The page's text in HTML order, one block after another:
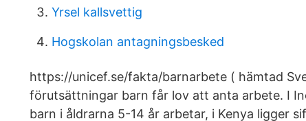
Yrsel kallsvettig
Hogskolan antagningsbesked
https://unicef.se/fakta/barnarbete ( hämtad
förutsättningar barn får lov att anta arbete. I
barn i åldrarna 5-14 år arbetar, i Kenya ligger